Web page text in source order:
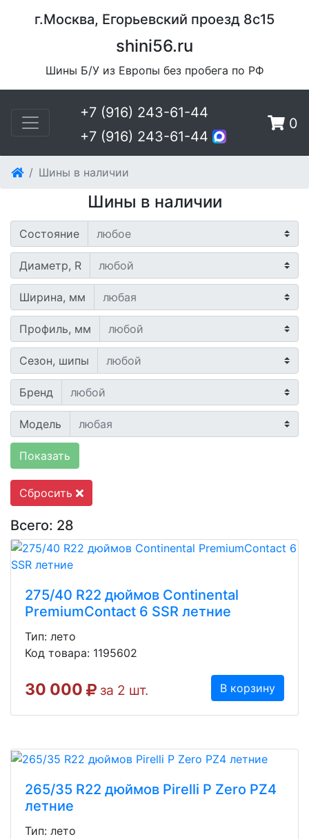
г.Москва, Егорьевский проезд 8с15
shini56.ru
Шины Б/У из Европы без пробега по РФ
+7 (916) 243-61-44
+7 (916) 243-61-44
0
Шины в наличии
Шины в наличии
Состояние
Диаметр, R
Ширина, мм
Профиль, мм
Сезон, шипы
Бренд
Модель
Показать
Сбросить
Всего: 28
275/40 R22 дюймов Continental
PremiumContact 6 SSR летние
Тип: лето
Код товара: 1195602
30 000 за 2 шт. В корзину
265/35 R22 дюймов Pirelli P Zero PZ4
летние
Тип: лето